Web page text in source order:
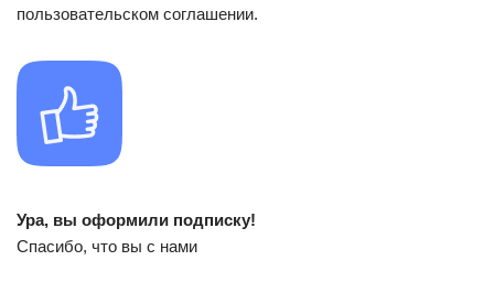
пользовательском соглашении.
Ура, вы оформили подписку!
Спасибо, что вы с нами